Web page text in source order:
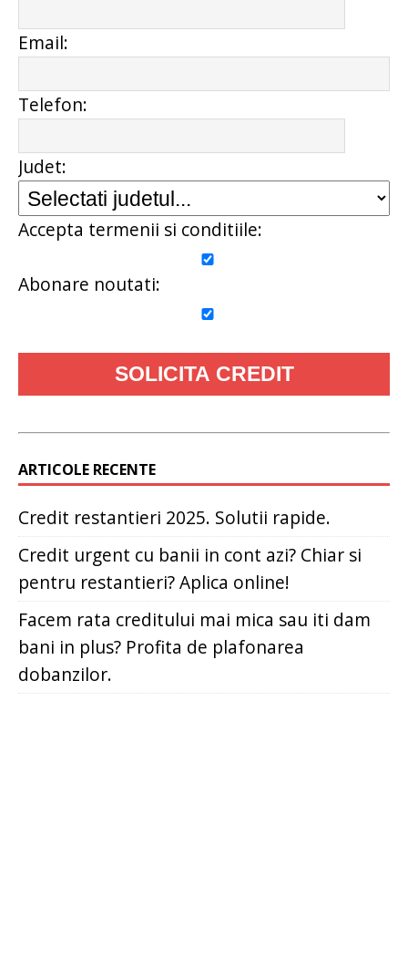
Email:
Telefon:
Judet:
Accepta termenii si conditiile:
Abonare noutati:
ARTICOLE RECENTE
Credit restantieri 2025. Solutii rapide.
Credit urgent cu banii in cont azi? Chiar si
pentru restantieri? Aplica online!
Facem rata creditului mai mica sau iti dam
bani in plus? Profita de plafonarea
dobanzilor.